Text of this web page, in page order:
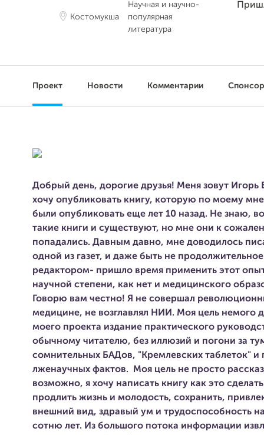
Костомукша
Научная и научно-
популярная
литература
Проект Новости Комментарии
Добрый день, дорогие друзья! Меня зовут Игорь
хочу опубликовать книгу, которую по моему
были опубликовать еще лет 10 назад. Не знаю,
такие книги и существуют, но мне они к
попадались. Давным давно, мне доводилось
одной из газет, и даже быть не
редактором- пришло время применить этот
научной степени, как нет и медицинского
Говорю вам честно! Я не совершал
медицине, не возглавлял НИИ. Моя цель немого
моего проекта издание практического
обычному читателю, без иллюзий и погони за
сомнительных БАДов, "Кремлевских таблеток" и
лженаучных фактов. Моя цель не просто
возможно, я хочу написать книгу как это
продлить жизнь и молодость, сохранить,
внешний вид, здравый ум и трудоспособность
сотню лет. Из большого потока информации